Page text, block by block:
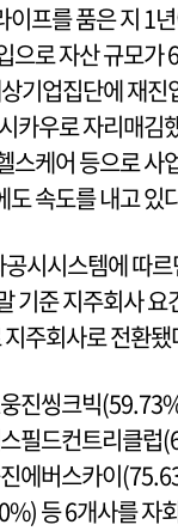
프를 품은 지 1
으로 자산 규모가
기업집단에 재
카우로 자리매김
스케어 등으로 사
속도를 내고 있
시시스템에 따
기준 지주회사 요
주회사로 전환됐
진씽크빅
필드컨트리클
에버스카이
등 6개사를 자